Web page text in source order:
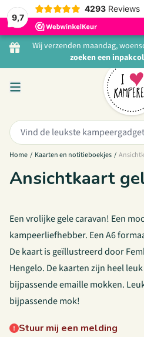
9,7
4293 Reviews
Ga naar de inhoud
Wij verzenden maandag,
zoeken een
Zoeken:
Home / Kaarten en notitieboekjes /
Ansichtkaart
Een vrolijke gele caravan! Een
kampeerliefhebber. Een A6
De kaart is geïllustreerd door
Hengelo. De kaarten zijn heel
bijpassende emaille mokken.
bijpassende mok!
Stuur mij een melding